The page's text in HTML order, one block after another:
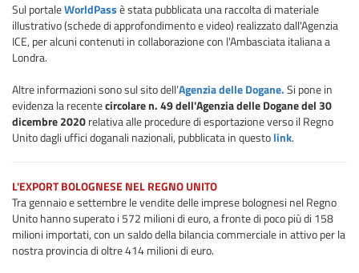
Sul portaleWorldPassè stata pubblicata una raccolta di materiale
illustrativo (schede di approfondimento e video) realizzato dall'Agenzia
ICE, per alcuni contenuti in collaborazione con l'Ambasciata italiana a
Londra.
Altre informazioni sono sul sito dell’Agenzia delle Dogane.Si pone in
evidenza la recentecircolare n. 49 dell'Agenzia delle Dogane del 30
dicembre 2020relativa alle procedure di esportazione verso il Regno
Unito dagli uffici doganali nazionali, pubblicata in questolink.
L'EXPORT BOLOGNESE NEL REGNO UNITO
Tra gennaio e settembre le vendite delle imprese bolognesi nel Regno
Unito hanno superato i 572 milioni di euro, a fronte di poco più di 158
milioni importati, con un saldo della bilancia commerciale in attivo per la
nostra provincia di oltre 414 milioni di euro.